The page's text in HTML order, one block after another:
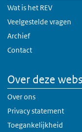
Wat is het REV
Veelgestelde vragen
Archief
Contact
Over deze
Over ons
Privacy statement
Toegankelijkheid